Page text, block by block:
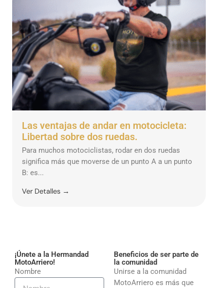
Las ventajas de andar en motocicleta:
Libertad sobre dos ruedas.
Para muchos motociclistas, rodar en dos ruedas
significa más que moverse de un punto A a un punto
B: es...
Ver Detalles →
¡Únete a la Hermandad
MotoArriero!
Nombre
Beneficios de ser parte de
la comunidad
Unirse a la comunidad
MotoArriero es más que